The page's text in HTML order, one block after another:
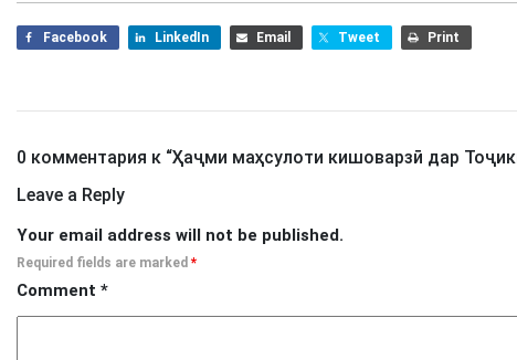
Facebook LinkedIn Email Tweet Print
0 комментария к “Ҳаҷми маҳсулоти кишоварзӣ дар
Leave a Reply
Your email address will not be published.
Required fields are marked *
Comment *